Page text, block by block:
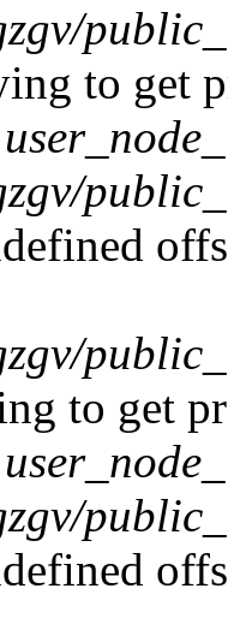
to get
to get